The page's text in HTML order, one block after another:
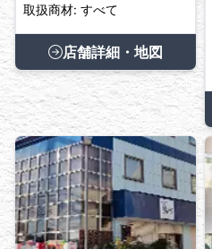
取扱商材: すべて
店舗詳細・地図